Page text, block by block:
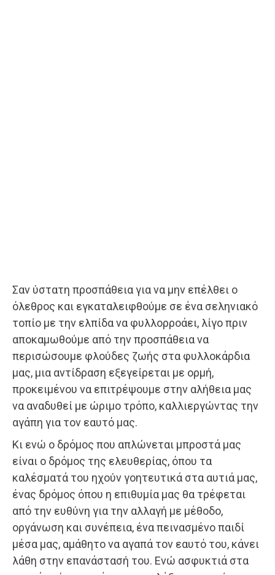
Σαν ύστατη προσπάθεια για να μην επέλθει ο
όλεθρος και εγκαταλειφθούμε σε ένα σεληνιακό
τοπίο με την ελπίδα να φυλλορροάει, λίγο πριν
αποκαμωθούμε από την προσπάθεια να
περισώσουμε φλούδες ζωής στα φυλλοκάρδια
μας, μια αντίδραση εξεγείρεται με ορμή,
προκειμένου να επιτρέψουμε στην αλήθεια μας
να αναδυθεί με ώριμο τρόπο, καλλιεργώντας την
αγάπη για τον εαυτό μας.
Κι ενώ ο δρόμος που απλώνεται μπροστά μας
είναι ο δρόμος της ελευθερίας, όπου τα
καλέσματά του ηχούν γοητευτικά στα αυτιά μας,
ένας δρόμος όπου η επιθυμία μας θα τρέφεται
από την ευθύνη για την αλλαγή με μέθοδο,
οργάνωση και συνέπεια, ένα πεινασμένο παιδί
μέσα μας, αμάθητο να αγαπά τον εαυτό του, κάνει
λάθη στην επανάστασή του. Ενώ ασφυκτιά στα